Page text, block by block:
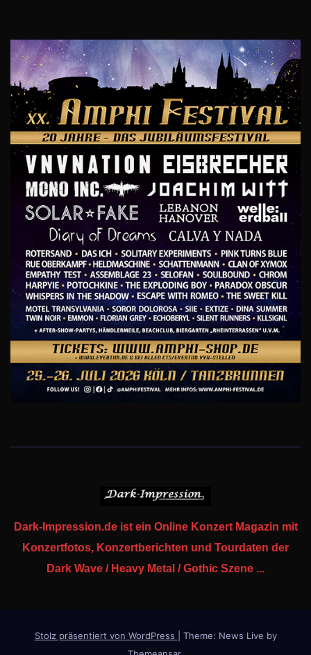
Dark-Impression.de ist ein Online Konzert Magazin mit
Konzertfotos, Konzertberichten und Tourdaten der
Dark Wave / Heavy Metal / Gothic Szene ...
Stolz präsentiert von WordPress
Theme: News Live by